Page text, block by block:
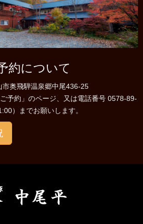
約について
奥飛騨温泉郷中尾436-25
予約」のページ、又は電話番号 0578-89-
）までお願いします。